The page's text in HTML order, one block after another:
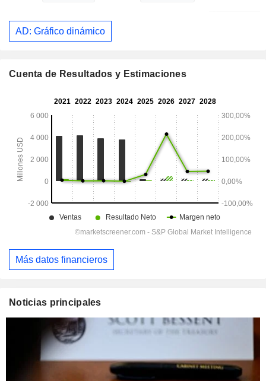
AD: Gráfico dinámico
Cuenta de Resultados y Estimaciones
Más datos financieros
Noticias principales